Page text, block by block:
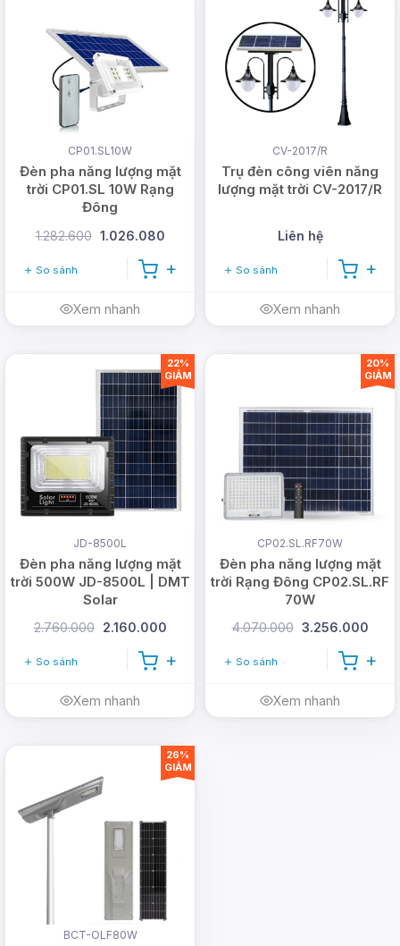
CP01.SL10W
Đèn pha năng lượng mặt
trời CP01.SL 10W Rạng
Đông
1.282.600 1.026.080
So sánh
Xem nhanh
CV-2017/R
Trụ đèn công viên năng
lượng mặt trời CV-2017/R
Liên hệ
So sánh
Xem nhanh
JD-8500L
Đèn pha năng lượng mặt
trời 500W JD-8500L | DMT
Solar
2.760.000 2.160.000
So sánh
Xem nhanh
22%
GIẢM
CP02.SL.RF70W
Đèn pha năng lượng mặt
trời Rạng Đông CP02.SL.RF
70W
4.070.000 3.256.000
So sánh
Xem nhanh
20%
GIẢM
BCT-OLF80W
26%
GIẢM